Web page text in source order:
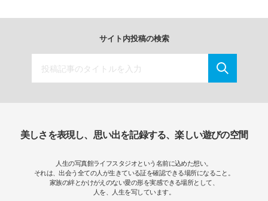
サイト内投稿の検索
美しさを表現し、思い出を記録する、楽しい遊びの空間
人生の写真館ライフスタジオという名前に込めた想い。
それは、出会う全ての人が生きている証を確認できる場所になること。
家族の絆とかけがえのない愛の形を実感できる場所として、
人を、人生を写しています。